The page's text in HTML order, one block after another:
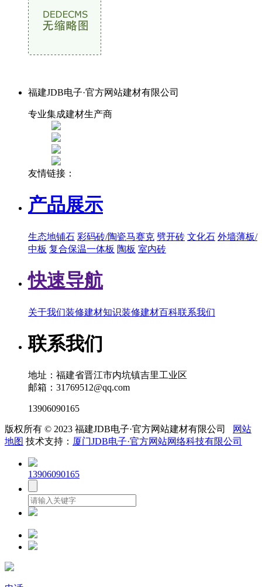
福建JDB电子·官方网站建材有限公司
专业集成建材生产商
友情链接：
产品展示
生态地铺石 彩码砖/陶瓷马赛克 劈开砖 文化石 外墙薄板/
中板 复合保温一体板 陶板 室内砖
快速导航
关于我们装修建材知识装修建材百科联系我们
联系我们
地址：福建省晋江市内坑镇吉里工业区
邮箱：31769512@qq.com
13906090165
版权所有 © 2023 福建JDB电子·官方网站建材有限公司
网站
地图 技术支持： 厦门JDB电子·官方网站网络科技有限公司
13906090165